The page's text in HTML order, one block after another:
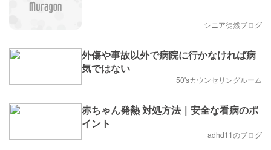
シニア徒然ブログ
外傷や事故以外で病院に行かなければ病
気ではない
50'sカウンセリングルーム
赤ちゃん発熱 対処方法｜安全な看病のポ
イント
adhd11のブログ